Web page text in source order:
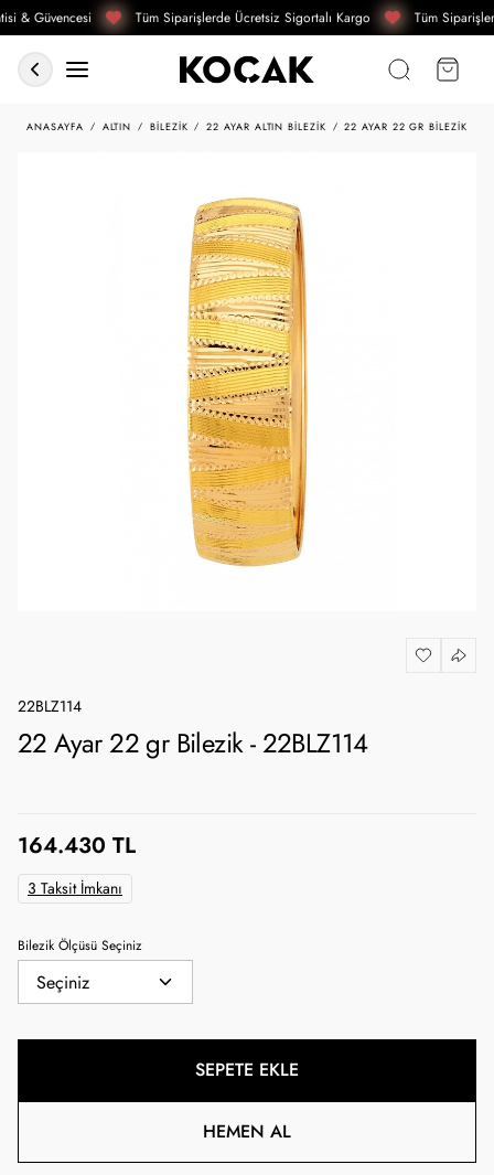
& Güvencesi Tüm Siparişlerde Ücretsiz Sigortalı Kargo Tüm
ANASAYFA ALTIN BILEZIK 22 AYAR ALTIN BILEZIK 22 AYAR 22 GR BILEZIK
22BLZ114
22 Ayar 22 gr Bilezik - 22BLZ114
164.430 TL
3 Taksit İmkanı
Bilezik Ölçüsü Seçiniz
SEPETE EKLE
HEMEN AL